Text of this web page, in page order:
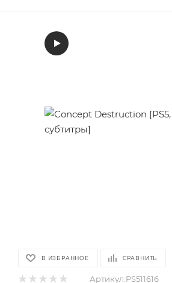
В ИЗБРАННОЕ СРАВНИТЬ
Артикул:PS511616